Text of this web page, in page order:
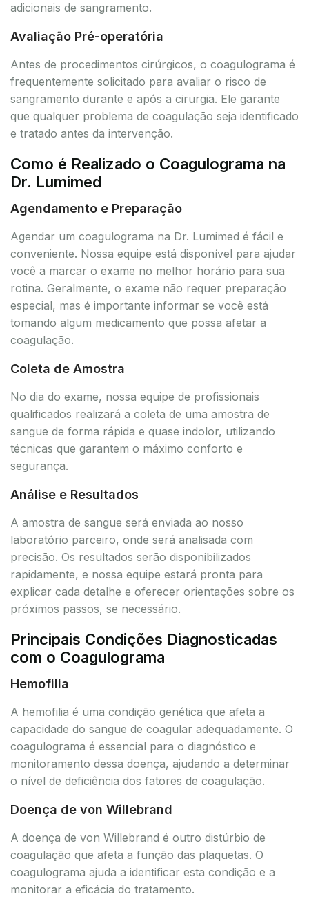
adicionais de sangramento.
Avaliação Pré-operatória
Antes de procedimentos cirúrgicos, o coagulograma é
frequentemente solicitado para avaliar o risco de
sangramento durante e após a cirurgia. Ele garante
que qualquer problema de coagulação seja identificado
e tratado antes da intervenção.
Como é Realizado o Coagulograma na
Dr. Lumimed
Agendamento e Preparação
Agendar um coagulograma na Dr. Lumimed é fácil e
conveniente. Nossa equipe está disponível para ajudar
você a marcar o exame no melhor horário para sua
rotina. Geralmente, o exame não requer preparação
especial, mas é importante informar se você está
tomando algum medicamento que possa afetar a
coagulação.
Coleta de Amostra
No dia do exame, nossa equipe de profissionais
qualificados realizará a coleta de uma amostra de
sangue de forma rápida e quase indolor, utilizando
técnicas que garantem o máximo conforto e
segurança.
Análise e Resultados
A amostra de sangue será enviada ao nosso
laboratório parceiro, onde será analisada com
precisão. Os resultados serão disponibilizados
rapidamente, e nossa equipe estará pronta para
explicar cada detalhe e oferecer orientações sobre os
próximos passos, se necessário.
Principais Condições Diagnosticadas
com o Coagulograma
Hemofilia
A hemofilia é uma condição genética que afeta a
capacidade do sangue de coagular adequadamente. O
coagulograma é essencial para o diagnóstico e
monitoramento dessa doença, ajudando a determinar
o nível de deficiência dos fatores de coagulação.
Doença de von Willebrand
A doença de von Willebrand é outro distúrbio de
coagulação que afeta a função das plaquetas. O
coagulograma ajuda a identificar esta condição e a
monitorar a eficácia do tratamento.